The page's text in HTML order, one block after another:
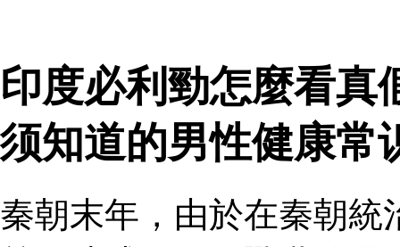
印度必利勁怎麼看真
须知道的男性健康常
秦朝末年，由於在秦朝統